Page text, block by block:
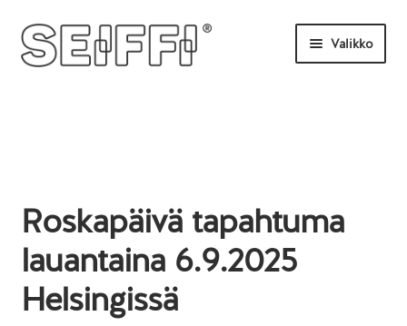
Siirry
navigointiin
Siirry
sisältöön
Valikko
Etusivu
Roskapäivä tapahtuma
lauantaina 6.9.2025
Helsingissä